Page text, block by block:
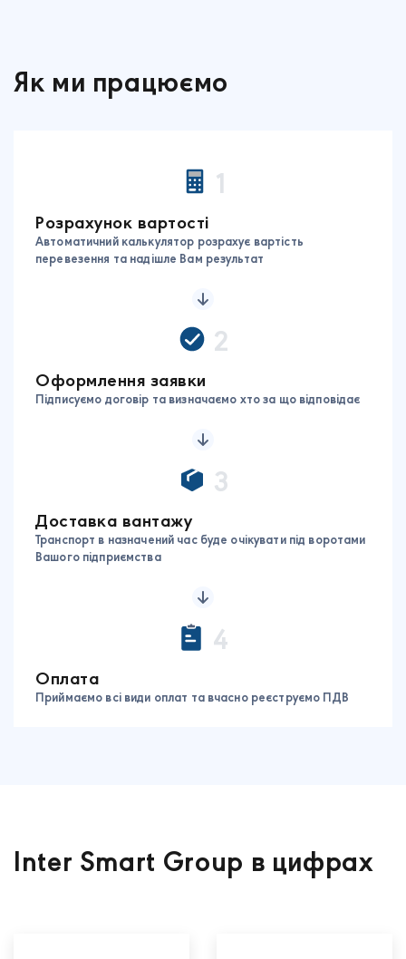
Як ми працюємо
1
Розрахунок вартості
Автоматичний калькулятор розрахує вартість
перевезення та надішле Вам результат
2
Оформлення заявки
Підписуємо договір та визначаємо хто за що відповідає
3
Доставка вантажу
Транспорт в назначений час буде очікувати під воротами
Вашого підприємства
4
Оплата
Приймаємо всі види оплат та вчасно реєструємо ПДВ
Inter Smart Group в цифрах